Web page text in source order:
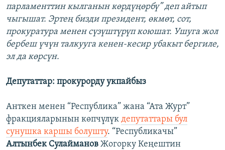
парламенттин кылганын көрдүңөрбү” деп айтып
чыгышат. Эртең бизди президент, өкмөт, сот,
прокуратура менен сүзүштүрүп коюшат. Ушуга жол
бербеш үчүн талкууга кенен-кесир убакыт бергиле,
эл да көрсүн.
Депутаттар: прокурорду укпайбыз
Анткен менен “Республика” жана “Ата Журт”
фракцияларынын көпчүлүк депутаттары бул
сунушка каршы болушту. “Республикачы”
Алтынбек Сулайманов Жогорку Кеңештин